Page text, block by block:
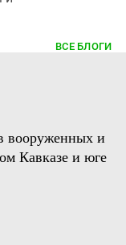
ВСЕ БЛОГИ
вооруженных и
Кавказе и юге